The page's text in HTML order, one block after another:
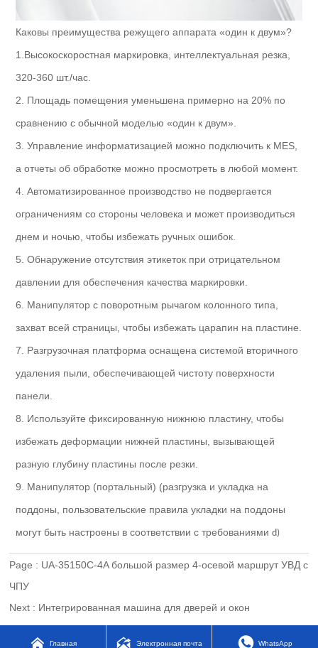
Каковы преимущества режущего аппарата «один к двум»?
1.Высокоскоростная маркировка, интеллектуальная резка,
320-360 шт./час.
2. Площадь помещения уменьшена примерно на 20% по
сравнению с обычной моделью «один к двум».
3. Управление информатизацией можно подключить к MES,
а отчеты об обработке можно просмотреть в любой момент.
4. Автоматизированное производство не подвергается
ограничениям со стороны человека и может производиться
днем и ночью, чтобы избежать ручных ошибок.
5. Обнаружение отсутствия этикеток при отрицательном
давлении для обеспечения качества маркировки.
6. Манипулятор с поворотным рычагом колонного типа,
захват всей страницы, чтобы избежать царапин на пластине.
7. Разгрузочная платформа оснащена системой вторичного
удаления пыли, обеспечивающей чистоту поверхности
панели.
8. Используйте фиксированную нижнюю пластину, чтобы
избежать деформации нижней пластины, вызывающей
разную глубину пластины после резки.
9. Манипулятор (портальный) (разгрузка и укладка на
поддоны, пользовательские правила укладки на поддоны
могут быть настроены в соответствии с требованиями d)
Page : UA-35150C-4A большой размер 4-осевой маршрут УВД с
ЧПУ
Next : Интегрированная машина для дверей и окон
 Главная  Электронная почта  WhatsApp